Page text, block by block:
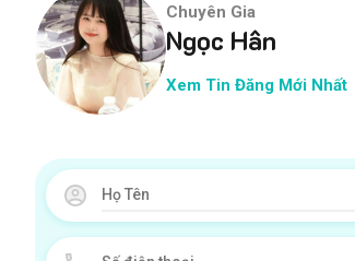
Chuyên Gia
Ngọc Hân
Xem Tin Đăng Mới Nhất